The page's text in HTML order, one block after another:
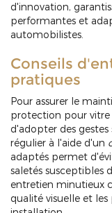
d'innovation,
performantes et
automobilistes.
Conseils
pratiques
Pour assurer le
protection pour vitre
d'adopter des
régulier à l'aide d'un
adaptés permet
saletés susceptibles
entretien minutieux
qualité visuelle et